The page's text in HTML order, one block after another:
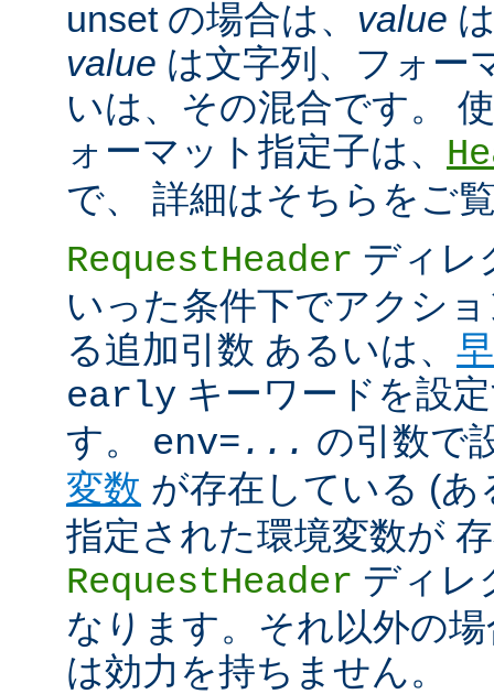
unset の場合は、 value
value は文字列、フォー
いは、その混合です。
ォーマット指定子は、
で、 詳細はそちらをご
RequestHeader ディレ
いった条件下でアクシ
る追加引数 あるいは、
early キーワードを設
す。 env=... の引数で
変数 が存在している (
指定された環境変数が
RequestHeader ディレ
なります。それ以外の
は効力を持ちません。